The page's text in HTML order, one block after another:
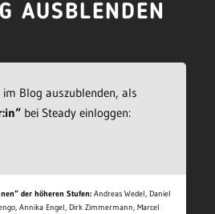
AUSBLENDEN
im Blog auszublenden, als
bei Steady einloggen:
der höheren Stufen: Andreas Wedel, Daniel
Annika Engel, Dirk Zimmermann, Marcel